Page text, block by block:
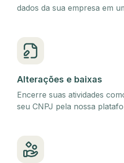
dados da sua empresa em
Alterações e baixas
Encerre suas atividades
seu CNPJ pela nossa